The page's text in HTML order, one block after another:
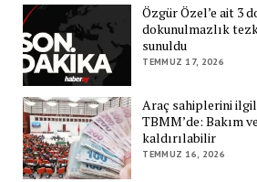
Özgür Özel’e ait 3
dokunulmazlık
sunuldu
TEMMUZ 17, 2026
Araç sahiplerini
TBMM’de: Bakım
kaldırılabilir
TEMMUZ 16, 2026